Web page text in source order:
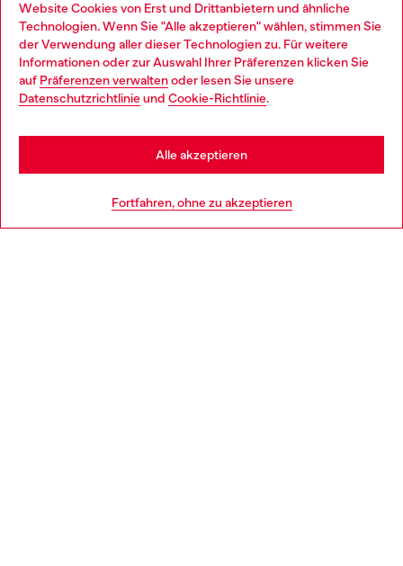
Website Cookies von Erst und Drittanbietern und ähnliche
Technologien. Wenn Sie "Alle akzeptieren" wählen, stimmen Sie
der Verwendung aller dieser Technologien zu. Für weitere
Informationen oder zur Auswahl Ihrer Präferenzen klicken Sie
auf Präferenzen verwaltenoder lesen Sie unsere
Datenschutzrichtlinieund Cookie-Richtlinie.
Fortfahren, ohne zu akzeptieren
Alle akzeptieren
Entdecke unser gesamtes Service-Angebot, online und
im Store.
Mehr erfahren
Choose your location
You are currently browsing Deutschland website, but it seems
you may be based in United States